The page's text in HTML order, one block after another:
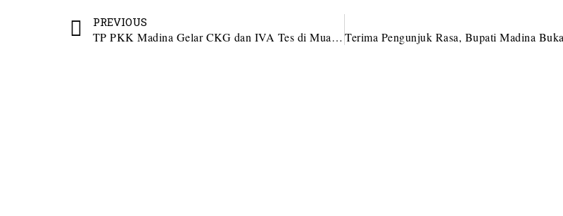
PREVIOUS
TP PKK Madina Gelar CKG dan IVA Tes di Muarasipongi